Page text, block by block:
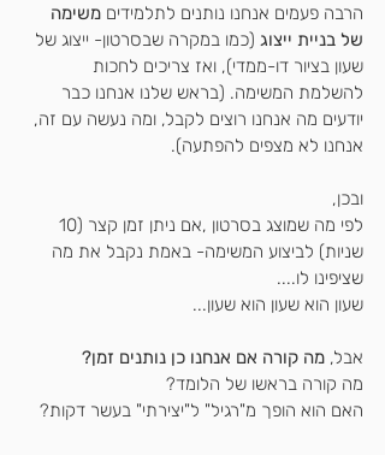
הרבה פעמים אנחנו נותנים לתלמידים משימה
של בניית ייצוג (כמו במקרה שבסרטון- ייצוג של
שעון בציור דו-ממדי), ואז צריכים לחכות
להשלמת המשימה. (בראש שלנו אנחנו כבר
יודעים מה אנחנו רוצים לקבל, ומה נעשה עם זה,
אנחנו לא מצפים להפתעה).
ובכן,
שניות) לביצוע המשימה- באמת נקבל את מה
שציפינו לו....
שעון הוא שעון הוא שעון...
אבל, מה קורה אם אנחנו כן נותנים זמן?
מה קורה בראשו של הלומד?
האם הוא הופך מ"רגיל" ל"יצירתי" בעשר דקות?